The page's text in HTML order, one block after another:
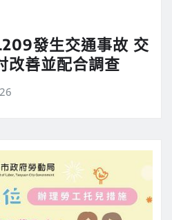
發生交通事故 交
改善並配合調查